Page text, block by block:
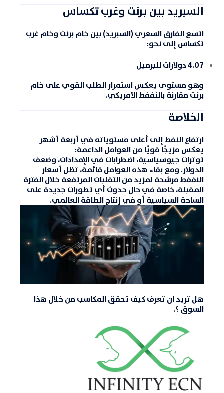
السبريد بين برنت وغرب تكساس
اتسع الفارق السعري (السبريد) بين خام برنت وخام غرب
تكساس إلى نحو:
4.07 دولارات للبرميل
وهو مستوى يعكس استمرار الطلب القوي على خام
برنت مقارنة بالنففط الأمريكي.
الخلاصة
ارتفاع النفط إلى أعلى مستوياته في أربعة أشهر
يعكس مزيجًا قويًا من العوامل الداعمة:
توترات جيوسياسية، اضطرابات في الإمدادات، وضعف
الدولار. ومع بقاء هذه العوامل قائمة، تظل أسعار
النففط مرشحة لمزيد من التقلبات المرتفعة خلال الفترة
المقبلة، خاصة في حال حدوث أي تطورات جديدة على
الساحة السياسية أو في إنتاج الطاقة العالمي.
هل تريد ان تعرف كيف تحقق المكاسب من خلال هذا
السوق ؟.